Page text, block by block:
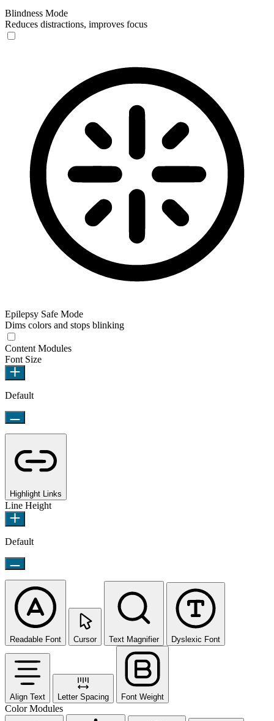
Blindness Mode
Reduces distractions, improves focus
Epilepsy Safe Mode
Dims colors and stops blinking
Content Modules
Font Size
Default
Highlight Links
Line Height
Default
Readable Font Cursor Text Magnifier Dyslexic Font
Align Text Letter Spacing Font Weight
Color Modules